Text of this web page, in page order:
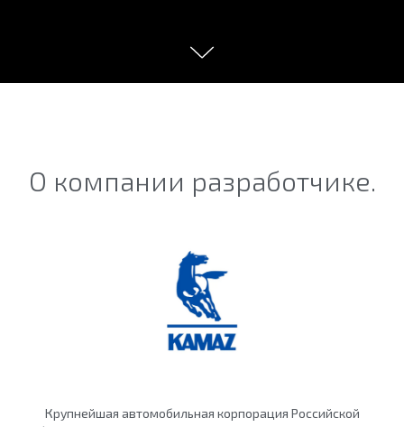
О компании разработчике.
Крупнейшая автомобильная корпорация Российской